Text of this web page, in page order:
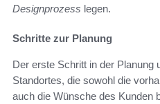
Designprozess legen.
Schritte zur Planung
Der erste Schritt in der Planung
Standortes, die sowohl die
auch die Wünsche des Kunden